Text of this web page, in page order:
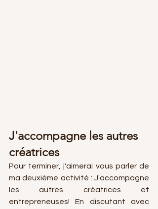
J'accompagne les autres
créatrices
Pour terminer, j'aimerai vous parler de
ma deuxième activité : J'accompagne
les autres créatrices et
entrepreneuses! En discutant avec